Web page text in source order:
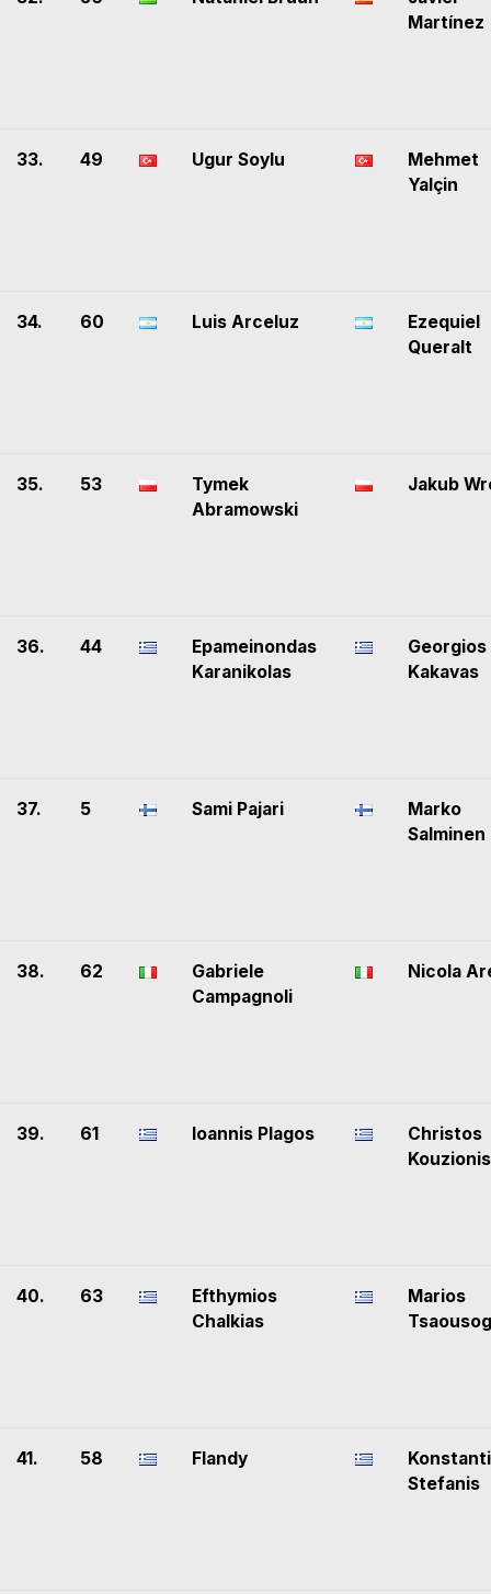
Martínez
33. 49 Ugur Soylu
Mehmet
Yalçin
34. 60 Luis Arceluz
Ezequiel
Queralt
35. 53
Tymek
Abramowski
Jakub
36. 44
Epameinondas
Karanikolas
Georgios
Kakavas
37. 5 Sami Pajari
Marko
Salminen
38. 62
Gabriele
Campagnoli
Nicola
39. 61 Ioannis Plagos
Christos
Kouzionis
40. 63
Efthymios
Chalkias
Marios
41. 58 Flandy
Stefanis